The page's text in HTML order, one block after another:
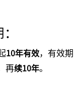
10年有效，有效期
再续10年。